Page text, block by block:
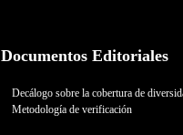
Documentos Editoriales
Decálogo sobre la cobertura de
Metodología de verificación